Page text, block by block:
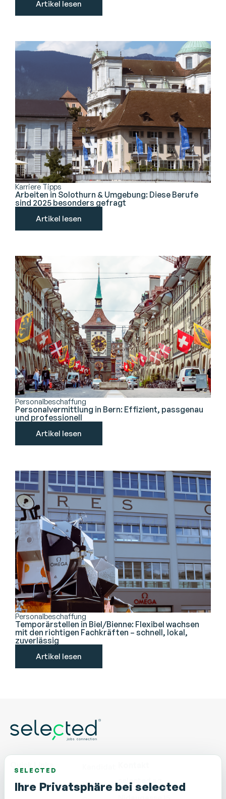
Artikel lesen
Karriere Tipps
Arbeiten in Solothurn & Umgebung: Diese Berufe
sind 2025 besonders gefragt
Artikel lesen
Personalbeschaffung
Personalvermittlung in Bern: Effizient, passgenau
und professionell
Artikel lesen
Personalbeschaffung
Temporärstellen in Biel/Bienne: Flexibel wachsen
mit den richtigen Fachkräften – schnell, lokal,
zuverlässig
Artikel lesen
Unternehmenselected ag
SELECTED
Ihre Privatsphäre bei selected